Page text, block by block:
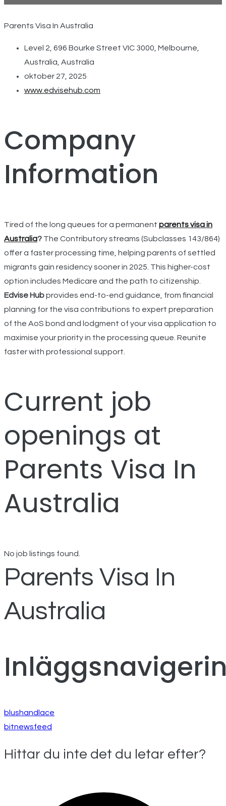
Parents Visa In Australia
Level 2, 696 Bourke Street VIC 3000, Melbourne,
Australia, Australia
oktober 27, 2025
www.edvisehub.com
Company
Information
Tired of the long queues for a permanent parents visa in
Australia? The Contributory streams (Subclasses 143/864)
offer a faster processing time, helping parents of settled
migrants gain residency sooner in 2025. This higher-cost
option includes Medicare and the path to citizenship.
Edvise Hubprovides end-to-end guidance, from financial
planning for the visa contributions to expert preparation
of the AoS bond and lodgment of your visa application to
maximise your priority in the processing queue. Reunite
faster with professional support.
Current job
openings at
Parents Visa In
Australia
No job listings found.
Parents Visa In
Australia
blushandlace
bitnewsfeed
Hittar du inte det du letar efter?